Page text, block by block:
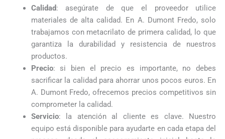
Calidad: asegúrate de que el proveedor utilice
materiales de alta calidad. En A. Dumont Fredo, solo
trabajamos con metacrilato de primera calidad, lo que
garantiza la durabilidad y resistencia de nuestros
productos.
Precio: si bien el precio es importante, no debes
sacrificar la calidad para ahorrar unos pocos euros. En
A. Dumont Fredo, ofrecemos precios competitivos sin
comprometer la calidad.
Servicio: la atención al cliente es clave. Nuestro
equipo está disponible para ayudarte en cada etapa del